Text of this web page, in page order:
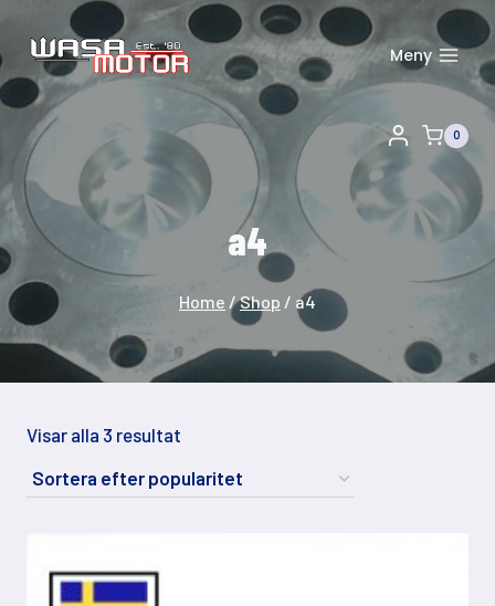
to
content
Meny
0
a4
Home /Shop / a4
Visar alla 3 resultat
efter
popularitet